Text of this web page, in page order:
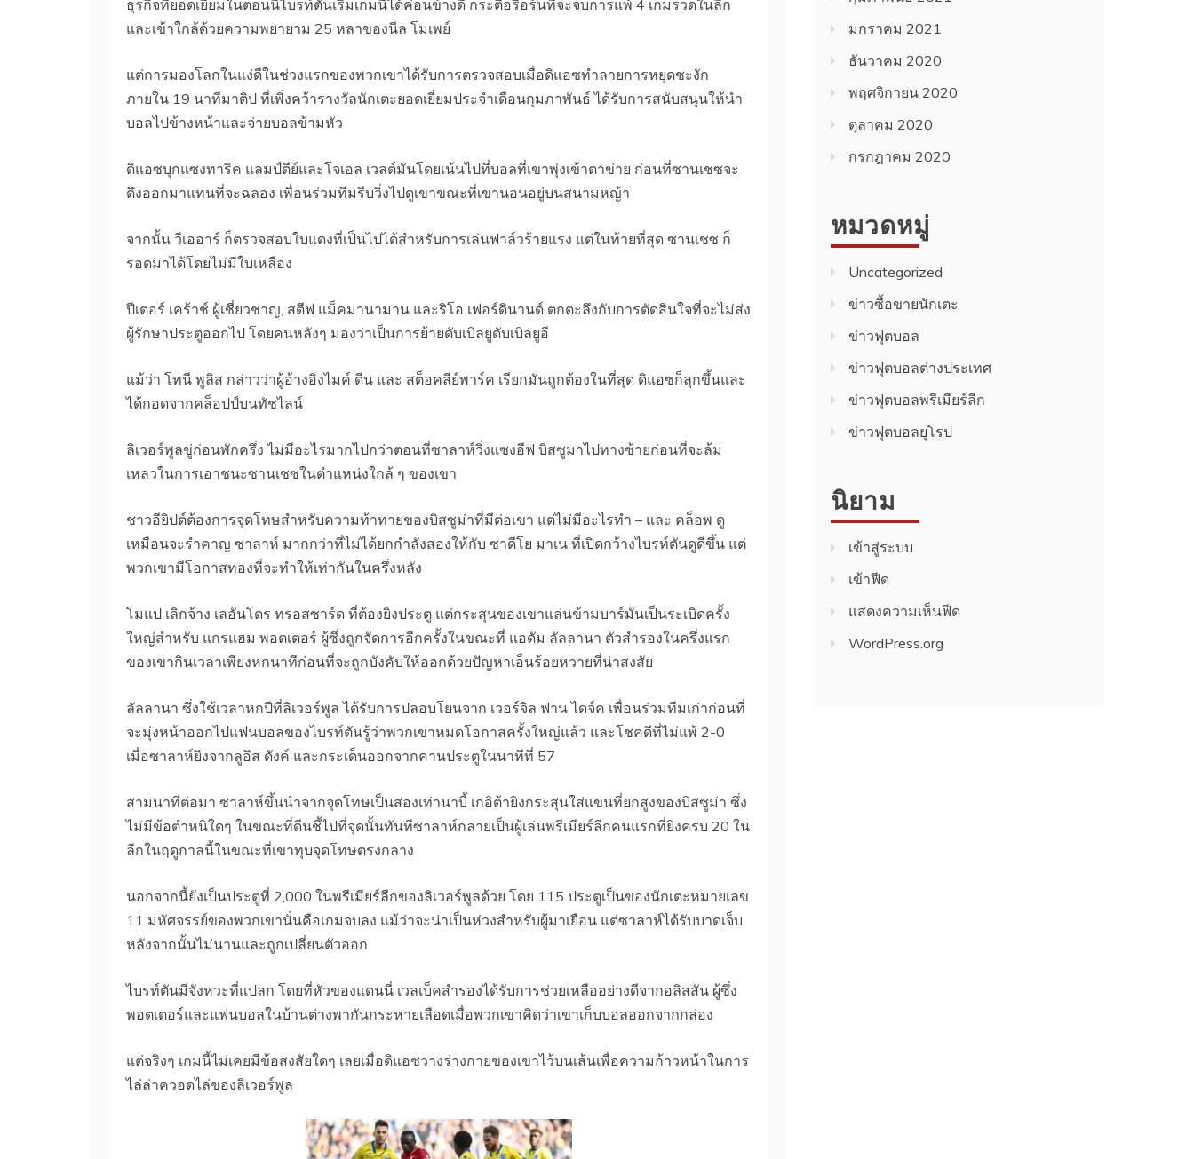
ธุรกิจที่ยอดเยี่ยมในตอนนี้ไบรท์ตันเริ่มเกมนี้ได้ค่อนข้างดี กระตือรือร้นที่จะจบการแพ้ 4 เกมรวดในลีก
และเข้าใกล้ด้วยความพยายาม 25 หลาของนีล โมเพย์
แต่การมองโลกในแง่ดีในช่วงแรกของพวกเขาได้รับการตรวจสอบเมื่อดิแอซทำลายการหยุดชะงัก
ภายใน 19 นาทีมาติป ที่เพิ่งคว้ารางวัลนักเตะยอดเยี่ยมประจำเดือนกุมภาพันธ์ ได้รับการสนับสนุนให้นำ
บอลไปข้างหน้าและจ่ายบอลข้ามหัว
ดิแอซบุกแซงทาริค แลมป์ตีย์และโจเอล เวลต์มันโดยเน้นไปที่บอลที่เขาพุ่งเข้าตาข่าย ก่อนที่ซานเชซจะ
ดึงออกมาแทนที่จะฉลอง เพื่อนร่วมทีมรีบวิ่งไปดูเขาขณะที่เขานอนอยู่บนสนามหญ้า
จากนั้น วีเออาร์ ก็ตรวจสอบใบแดงที่เป็นไปได้สำหรับการเล่นฟาล์วร้ายแรง แต่ในท้ายที่สุด ซานเชซ ก็
รอดมาได้โดยไม่มีใบเหลือง
ปีเตอร์ เคร้าช์ ผู้เชี่ยวชาญ, สตีฟ แม็คมานามาน และริโอ เฟอร์ดินานด์ ตกตะลึงกับการตัดสินใจที่จะไม่ส่ง
ผู้รักษาประตูออกไป โดยคนหลังๆ มองว่าเป็นการย้ายดับเบิลยูดับเบิลยูอี
แม้ว่า โทนี พูลิส กล่าวว่าผู้อ้างอิงไมค์ ดีน และ สต็อคลีย์พาร์ค เรียกมันถูกต้องในที่สุด ดิแอซก็ลุกขึ้นและ
ได้กอดจากคล็อปป์บนทัชไลน์
ลิเวอร์พูลขู่ก่อนพักครึ่ง ไม่มีอะไรมากไปกว่าตอนที่ซาลาห์วิ่งแซงอีฟ บิสซูมาไปทางซ้ายก่อนที่จะล้ม
เหลวในการเอาชนะซานเชซในตำแหน่งใกล้ ๆ ของเขา
ชาวอียิปต์ต้องการจุดโทษสำหรับความท้าทายของบิสซูม่าที่มีต่อเขา แต่ไม่มีอะไรทำ – และ คล็อพ ดู
เหมือนจะรำคาญ ซาลาห์ มากกว่าที่ไม่ได้ยกกำลังสองให้กับ ซาดีโย มาเน ที่เปิดกว้างไบรท์ตันดูดีขึ้น แต่
พวกเขามีโอกาสทองที่จะทำให้เท่ากันในครึ่งหลัง
โมแป เลิกจ้าง เลอันโดร ทรอสซาร์ด ที่ต้องยิงประตู แต่กระสุนของเขาแล่นข้ามบาร์มันเป็นระเบิดครั้ง
ใหญ่สำหรับ แกรแฮม พอตเตอร์ ผู้ซึ่งถูกจัดการอีกครั้งในขณะที่ แอดัม ลัลลานา ตัวสำรองในครึ่งแรก
ของเขากินเวลาเพียงหกนาทีก่อนที่จะถูกบังคับให้ออกด้วยปัญหาเอ็นร้อยหวายที่น่าสงสัย
ลัลลานา ซึ่งใช้เวลาหกปีที่ลิเวอร์พูล ได้รับการปลอบโยนจาก เวอร์จิล ฟาน ไดจ์ค เพื่อนร่วมทีมเก่าก่อนที่
จะมุ่งหน้าออกไปแฟนบอลของไบรท์ตันรู้ว่าพวกเขาหมดโอกาสครั้งใหญ่แล้ว และโชคดีที่ไม่แพ้ 2-0
เมื่อซาลาห์ยิงจากลูอิส ดังค์ และกระเด็นออกจากคานประตูในนาทีที่ 57
สามนาทีต่อมา ซาลาห์ขึ้นนำจากจุดโทษเป็นสองเท่านาบี้ เกอิต้ายิงกระสุนใส่แขนที่ยกสูงของบิสซูม่า ซึ่ง
ไม่มีข้อตำหนิใดๆ ในขณะที่ดีนชี้ไปที่จุดนั้นทันทีซาลาห์กลายเป็นผู้เล่นพรีเมียร์ลีกคนแรกที่ยิงครบ 20 ใน
ลีกในฤดูกาลนี้ในขณะที่เขาทุบจุดโทษตรงกลาง
นอกจากนี้ยังเป็นประตูที่ 2,000 ในพรีเมียร์ลีกของลิเวอร์พูลด้วย โดย 115 ประตูเป็นของนักเตะหมายเลข
11 มหัศจรรย์ของพวกเขานั่นคือเกมจบลง แม้ว่าจะน่าเป็นห่วงสำหรับผู้มาเยือน แต่ซาลาห์ได้รับบาดเจ็บ
หลังจากนั้นไม่นานและถูกเปลี่ยนตัวออก
ไบรท์ตันมีจังหวะที่แปลก โดยที่หัวของแดนนี่ เวลเบ็คสำรองได้รับการช่วยเหลืออย่างดีจากอลิสสัน ผู้ซึ่ง
พอตเตอร์และแฟนบอลในบ้านต่างพากันกระหายเลือดเมื่อพวกเขาคิดว่าเขาเก็บบอลออกจากกล่อง
แต่จริงๆ เกมนี้ไม่เคยมีข้อสงสัยใดๆ เลยเมื่อดิแอซวางร่างกายของเขาไว้บนเส้นเพื่อความก้าวหน้าในการ
ไล่ล่าควอดไล่ของลิเวอร์พูล
มกราคม 2021
ธันวาคม 2020
พฤศจิกายน 2020
ตุลาคม 2020
กรกฎาคม 2020
หมวดหมู่
Uncategorized
ข่าวซื้อขายนักเตะ
ข่าวฟุตบอล
ข่าวฟุตบอลต่างประเทศ
ข่าวฟุตบอลพรีเมียร์ลีก
ข่าวฟุตบอลยุโรป
นิยาม
เข้าสู่ระบบ
เข้าฟีด
แสดงความเห็นฟีด
WordPress.org